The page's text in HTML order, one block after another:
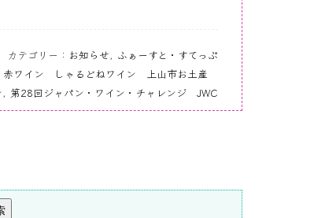
カテゴリー： お知らせ, ふぁーすと・すてっぷ
ワイン しゃるどねワイン 上山市お土産
, 第28回ジャパン・ワイン・チャレンジ JWC